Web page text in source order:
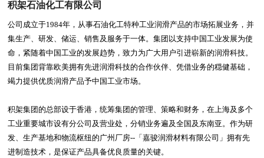
积架石油化工有限公司
公司成立于1984年，从事石油化工特种工业润滑产品的市场拓展业务，并
集生产、研发、储运、销售及服务于一体。集团以支持中国工业发展为使
命，紧随着中国工业的发展趋势，致力为广大用户引进崭新的润滑科技。
目前集团背靠欧美拥有先进润滑科技的合作伙伴、凭借业务的穏健基础，
竭力提供优质润滑产品予中国工业市场。
积架集团的总部设于香港，统筹集团的管理、策略和财务，在上海及多个
工业重要城市设有分公司及营业处，分销业务遍及全国及东南亚。作为研
发、生产基地和物流枢纽的广州厂房-- 「嘉骏润滑材料有限公司」拥有先
进制造技术，是保证产品具备优良质量的关键。